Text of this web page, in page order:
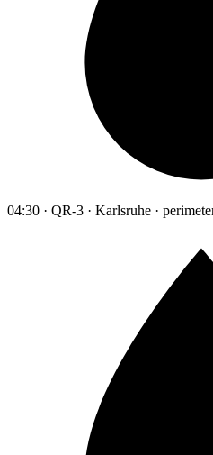
04:30 · QR-3 · Karlsruhe ·